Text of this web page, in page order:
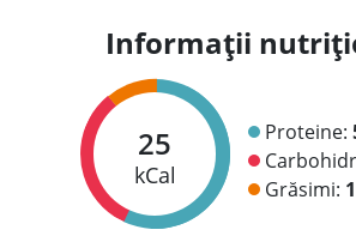
Informații
25
kCal
Proteine:
Grăsimi: